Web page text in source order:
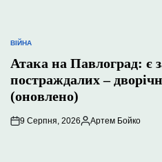
ОПУБЛІКУВАТИ
ВІЙНА
Атака на Павлоград: є
постраждалих –
(оновлено)
9 Серпня, 2026
Опубліковано
Артем Бойко